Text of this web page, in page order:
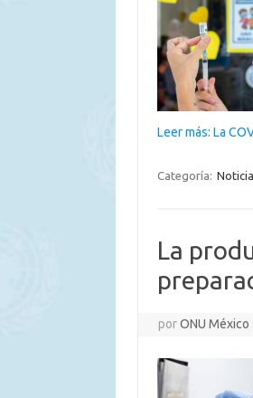
Leer más: La
Categoría:
La
porONU México